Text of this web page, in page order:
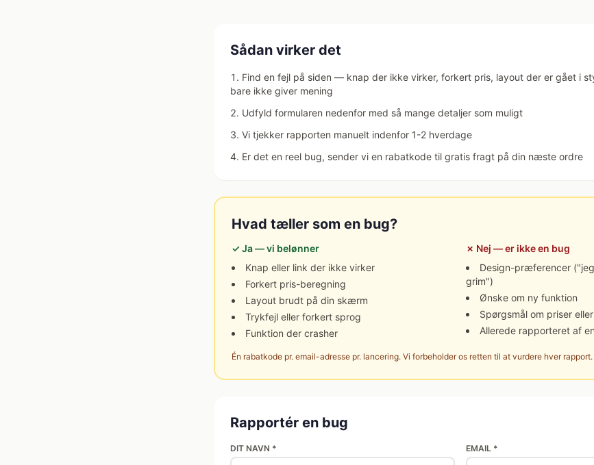
Sådan virker det
Find en fejl på siden — knap der ikke virker, forkert pris, layout der er gået i
bare ikke giver mening
Udfyld formularen nedenfor med så mange detaljer som muligt
Vi tjekker rapporten manuelt indenfor 1-2 hverdage
Er det en reel bug, sender vi en rabatkode til gratis fragt på din næste ordre
Hvad tæller som en bug?
✓ Ja — vi belønner
Knap eller link der ikke virker
Forkert pris-beregning
Layout brudt på din skærm
Trykfejl eller forkert sprog
Funktion der crasher
✗ Nej — er ikke en bug
Design-præferencer
grim")
Ønske om ny funktion
Spørgsmål om priser
Allerede rapporteret af
Én rabatkode pr. email-adresse pr. lancering. Vi forbeholder os retten til at vurdere hver rapport.
Rapportér en bug
DIT NAVN * EMAIL *